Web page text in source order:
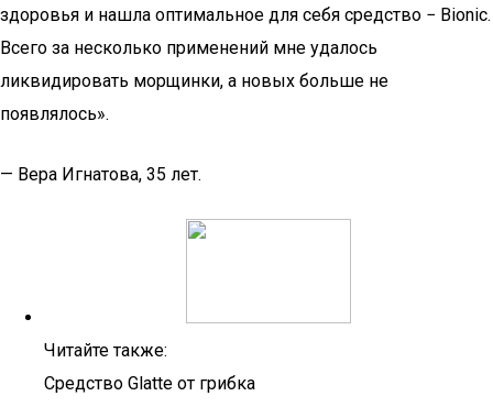
здоровья и нашла оптимальное для себя средство − Bionic.
Всего за несколько применений мне удалось
ликвидировать морщинки, а новых больше не
появлялось».
— Вера Игнатова, 35 лет.
Читайте также:
Средство Glatte от грибка